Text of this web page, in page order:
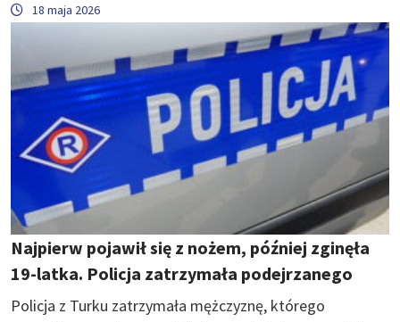
18 maja 2026
Najpierw pojawił się z nożem, później zginęła
19-latka. Policja zatrzymała podejrzanego
Policja z Turku zatrzymała mężczyznę, którego